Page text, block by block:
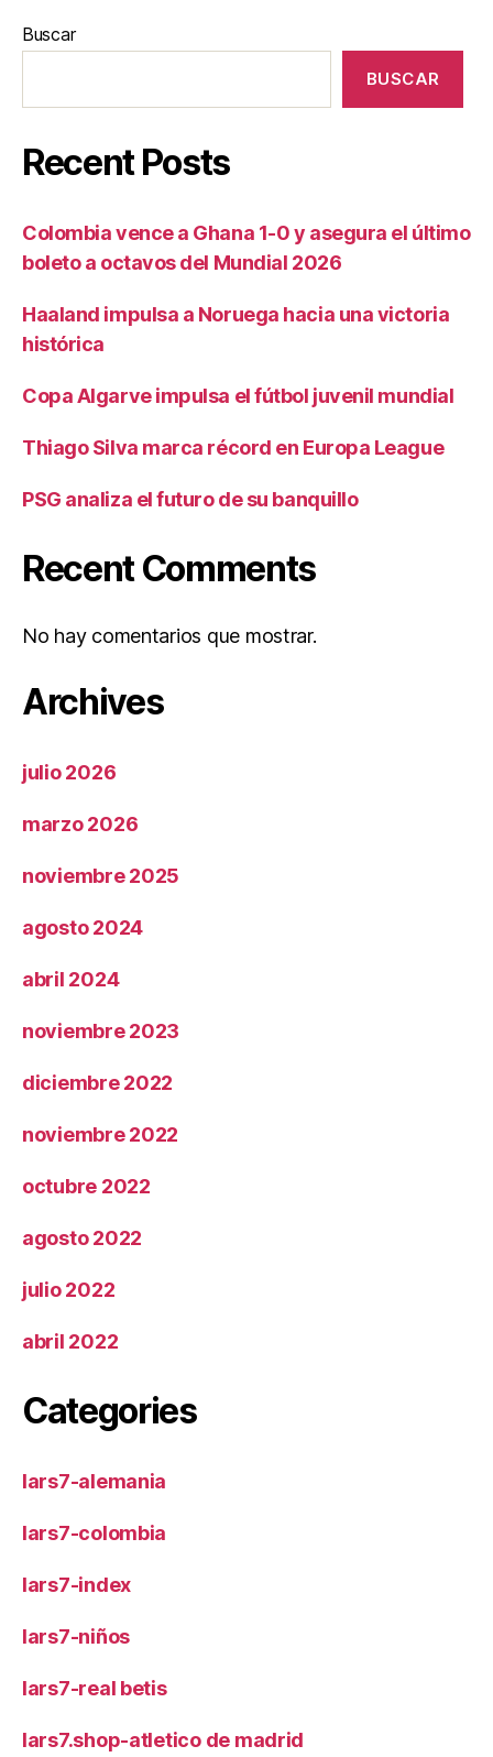
Buscar
BUSCAR
Recent Posts
Colombia vence a Ghana 1-0 y asegura el último
boleto a octavos del Mundial 2026
Haaland impulsa a Noruega hacia una victoria
histórica
Copa Algarve impulsa el fútbol juvenil mundial
Thiago Silva marca récord en Europa League
PSG analiza el futuro de su banquillo
Recent Comments
No hay comentarios que mostrar.
Archives
julio 2026
marzo 2026
noviembre 2025
agosto 2024
abril 2024
noviembre 2023
diciembre 2022
noviembre 2022
octubre 2022
agosto 2022
julio 2022
abril 2022
Categories
lars7-alemania
lars7-colombia
lars7-index
lars7-niños
lars7-real betis
lars7.shop-atletico de madrid